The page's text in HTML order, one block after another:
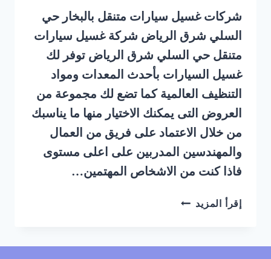
شركات غسيل سيارات متنقل بالبخار حي
السلي شرق الرياض شركة غسيل سيارات
متنقل حي السلي شرق الرياض توفر لك
غسيل السيارات بأحدث المعدات ومواد
التنظيف العالمية كما تضع لك مجموعة من
العروض التى يمكنك الاختيار منها ما يناسبك
من خلال الاعتماد على فريق من العمال
والمهندسين المدربين على اعلى مستوى
فاذا كنت من الاشخاص المهتمين…
إقرأ المزيد شركة
متنقل